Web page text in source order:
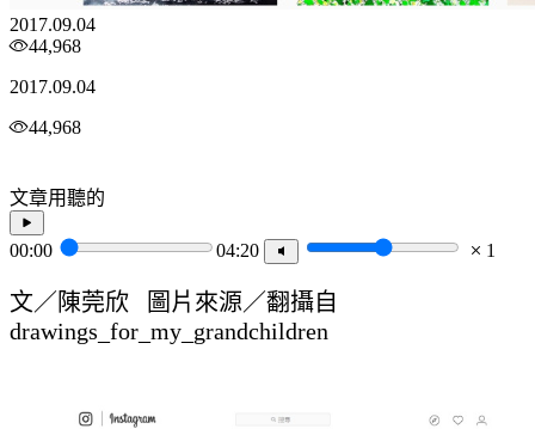
2017.09.04
44,968
2017.09.04
44,968
文章用聽的
00:00 04:20 1
文／陳莞欣 圖片來源／翻攝自
drawings_for_my_grandchildren